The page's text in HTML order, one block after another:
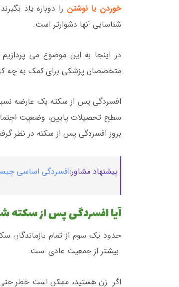
خوردن یا نوشتن را دوباره یاد
شناسایی آنها دشوارتر است.
در اینجا به این موضوع می
متخصصان پزشکی برای کمک به چه
افسردگی پس از سکته یک عارضه
سطح تحصیلات پایین، وضعیت
بروز افسردگی پس از سکته در نظر
پیشنهاد مشاور:افسردگی اساسی
آیا افسردگی پس از سکته
حدود یک سوم از تمام بازماندگان
بیشتر از جمعیت عادی است.
اگر زن هستید، ممکن است خطر حتی